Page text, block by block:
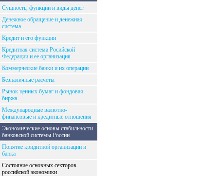
Сущность, функции и виды денег
Денежное обращение и денежная
система
Кредит и его функции
Кредитная система Росийской
Федерации и ее организация
Коммерческие банки и их операции
Безналичные расчеты
Рынок ценных бумаг и фондовая
биржа
Международные валютно-
финансовые и кредитные отношения
Экономические основы стабильности
банковской системы России
Понятие кридитной организации и
банка
Состояние основных секторов
российской экономики